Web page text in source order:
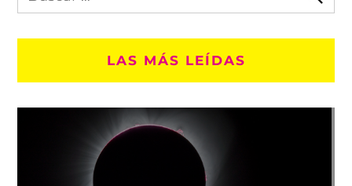
en
LAS MÁS LEÍDAS